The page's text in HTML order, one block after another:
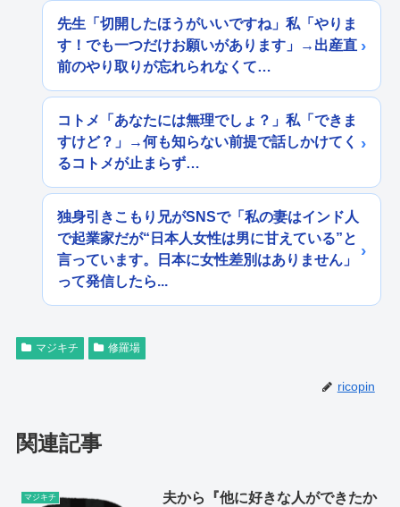
先生「切開したほうがいいですね」私「やりま
す！でも一つだけお願いがあります」→出産直
前のやり取りが忘れられなくて…
コトメ「あなたには無理でしょ？」私「できま
すけど？」→何も知らない前提で話しかけてく
るコトメが止まらず…
独身引きこもり兄がSNSで「私の妻はインド人
で起業家だが“日本人女性は男に甘えている”と
言っています。日本に女性差別はありません」
って発信したら...
マジキチ 修羅場
ricopin
関連記事
マジキチ
夫から『他に好きな人ができたか